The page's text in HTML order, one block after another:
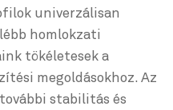
univerzálisan
homlokzati
tökéletesek a
megoldásokhoz. Az
stabilitás és